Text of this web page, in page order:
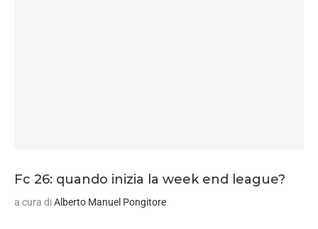
Fc 26: quando inizia la week end league?
a cura diAlberto Manuel Pongitore